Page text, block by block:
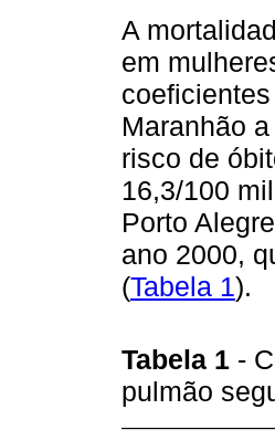
A
em
Maranhão
risco de
16,3/100
Porto
ano 2000,
(Tabela 1).
Tabela 1 -
pulmão